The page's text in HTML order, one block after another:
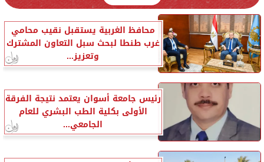
محافظ الغربية يستقبل نقيب محامي
غرب طنطا لبحث سبل التعاون المشترك
وتعزيز...
رئيس جامعة أسوان يعتمد نتيجة الفرقة
الأولى بكلية الطب البشري للعام
الجامعي...